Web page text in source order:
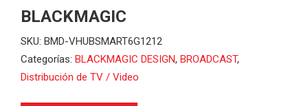
BLACKMAGIC
SKU: BMD-VHUBSMART6G1212
Categorías: BLACKMAGIC DESIGN, BROADCAST,
Distribución de TV / Video